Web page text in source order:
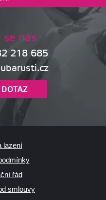
nás
218 685
lazení
řád
smlouvy